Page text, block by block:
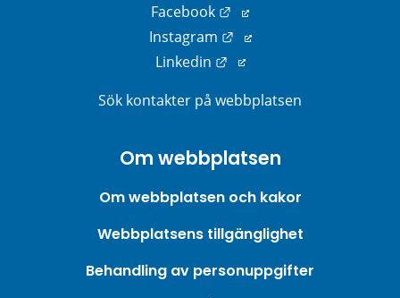
Facebook
Länk till annan
Instagram
Länk till annan
Linkedin
Länk till annan webbplats.
Sök kontakter på webbplatsen
Om webbplatsen
Om webbplatsen och kakor
Webbplatsens tillgänglighet
Behandling av personuppgifter